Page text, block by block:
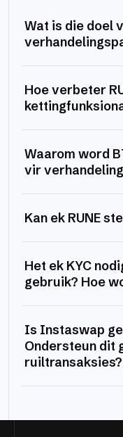
Wat is die doel
Hoe verbeter
Waarom word
vir
Kan ek RUNE
Het ek KYC
gebruik? Hoe
Is Instaswap
Ondersteun dit
ruiltransaksies?